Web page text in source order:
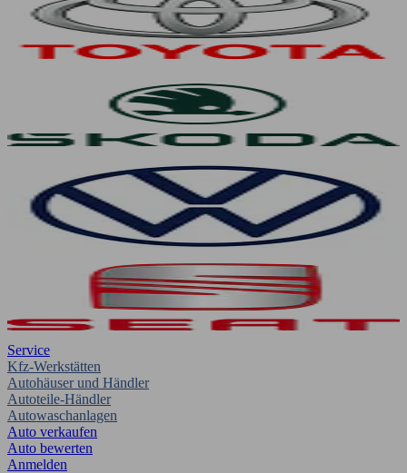
Service
Kfz-Werkstätten
Autohäuser und Händler
Autoteile-Händler
Autowaschanlagen
Auto verkaufen
Auto bewerten
Anmelden